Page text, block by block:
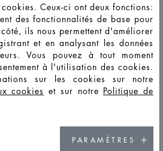
85,3 86,5 40,8 40,8 8
86,1 88,1 40,8 40,8 8,2
151 140,5 42 42 8
142,1 42 42 8,2
Ceux-ci ont deux fonctions:
des fonctionnalités de base pour
ils nous permettent d'améliorer
et en analysant les données
Vous pouvez à tout moment
à l'utilisation des cookies.
sur les cookies sur notre
cookies et sur notre Politique de
PARAMÈTRES